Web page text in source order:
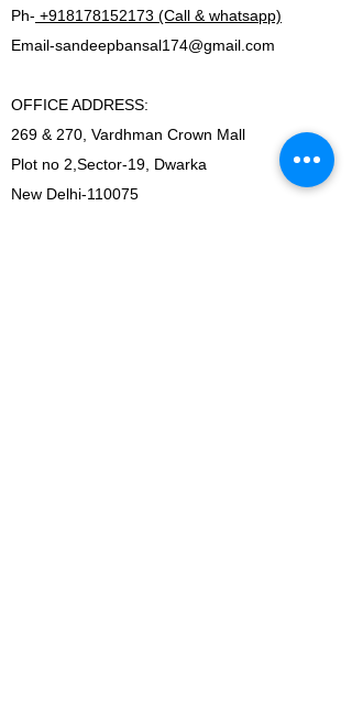
Ph- +918178152173 (Call & whatsapp)
Email-sandeepbansal174@gmail.com
OFFICE ADDRESS:
269 & 270, Vardhman Crown Mall
Plot no 2,Sector-19, Dwarka
New Delhi-110075